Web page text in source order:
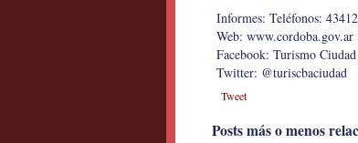
Informes: Teléfonos:
Web: www.cordoba.gov.ar
Facebook: Turismo
Twitter: @turiscbaciudad
Tweet
Posts más o menos